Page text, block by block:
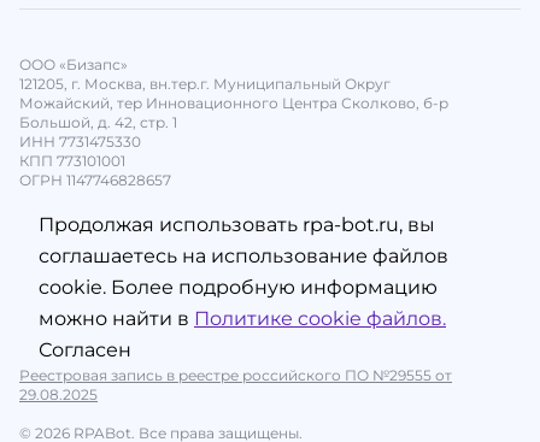
ООО «Бизапс»
121205, г. Москва, вн.тер.г. Муниципальный Округ
Можайский, тер Инновационного Центра Сколково, б-р
Большой, д. 42, стр. 1
ИНН 7731475330
КПП 773101001
ОГРН 1147746828657
© 2026 RPABot. Все права защищены.
Реестровая запись в реестре российского ПО №29555 от
29.08.2025
Продолжая использовать rpa-bot.ru, вы
соглашаетесь на использование файлов
cookie. Более подробную информацию
можно найти в Политике cookie файлов.
Согласен